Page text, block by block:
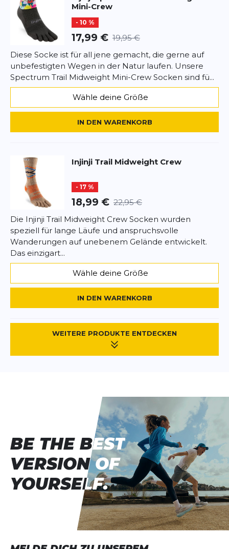
• Coolmax Ecomade-Material aus recycelten
Fasern für trockene Füße
• Mittlere Polsterung für Komfort und Stabilität
• Atmungsaktive Struktur für optimales
Fußklima
• Verstärkte Ferse und Zehen für lange
• Rutschfeste Passform für technischen
DieInjinji Trail Midweight Coolmax Ecomade
vereint Komfort, Stabilität und Nachhaltigkeit.
Perfekt für Trailrunner, die auf jedem Terrain
maximale Performance und ein natürliches
Laufgefühl erleben möchten.
Mini-Crew
- 10 %
17,99 € 19,95 €
Diese Socke ist für all jene gemacht, die gerne auf
unbefestigten Wegen in der Natur laufen. Unsere
Spectrum Trail Midweight Mini-Crew Socken sind fü...
Wähle deine Größe
IN DEN WARENKORB
Injinji Trail Midweight Crew
- 17 %
18,99 € 22,95 €
Die Injinji Trail Midweight Crew Socken wurden
speziell für lange Läufe und anspruchsvolle
Wanderungen auf unebenem Gelände entwickelt.
Das einzigart...
Wähle deine Größe
IN DEN WARENKORB
WEITERE PRODUKTE ENTDECKEN
BE THE BEST
VERSION OF
YOURSELF.
BE THE BEST
VERSION OF
YOURSELF.